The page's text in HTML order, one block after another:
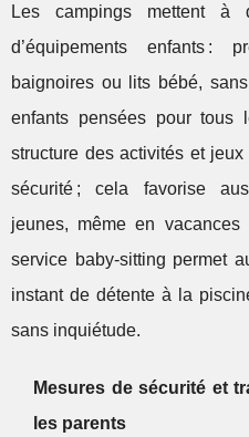
Les campings mettent à
d’équipements enfants :
baignoires ou lits bébé,
enfants pensées pour tous
structure des activités et
sécurité ; cela favorise
jeunes, même en
service baby-sitting permet
instant de détente à la
sans inquiétude.
Mesures de sécurité et
les parents